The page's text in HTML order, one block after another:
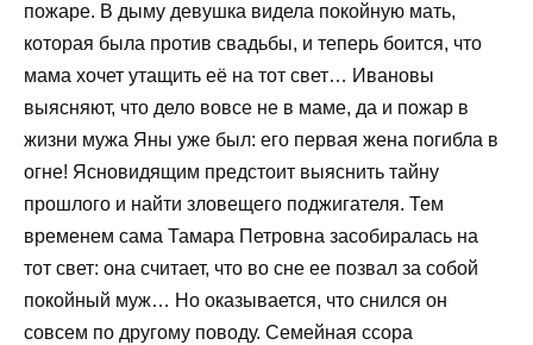
пожаре. В дыму девушка видела покойную мать,
которая была против свадьбы, и теперь боится, что
мама хочет утащить её на тот свет… Ивановы
выясняют, что дело вовсе не в маме, да и пожар в
жизни мужа Яны уже был: его первая жена погибла в
огне! Ясновидящим предстоит выяснить тайну
прошлого и найти зловещего поджигателя. Тем
временем сама Тамара Петровна засобиралась на
тот свет: она считает, что во сне ее позвал за собой
покойный муж… Но оказывается, что снился он
совсем по другому поводу. Семейная ссора